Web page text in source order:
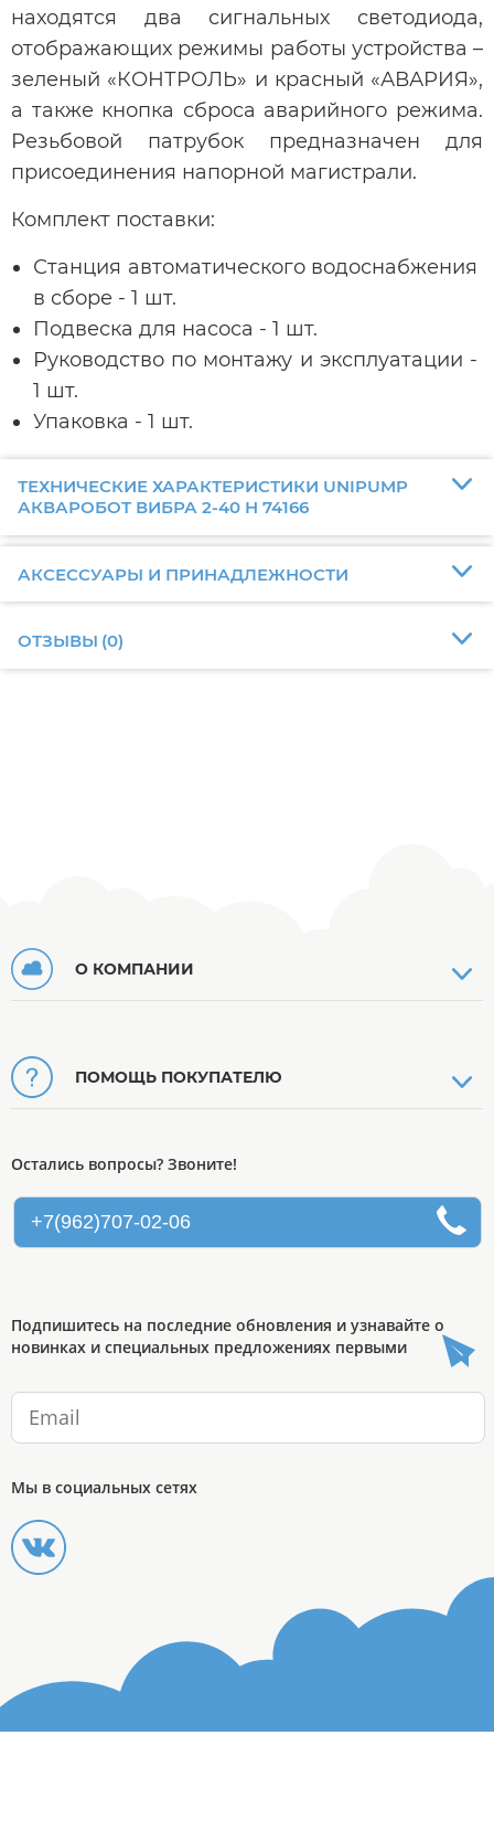
находятся два сигнальных светодиода,
отображающих режимы работы устройства –
зеленый «КОНТРОЛЬ» и красный «АВАРИЯ»,
а также кнопка сброса аварийного режима.
Резьбовой патрубок предназначен для
присоединения напорной магистрали.
Комплект поставки:
Станция автоматического водоснабжения
в сборе - 1 шт.
Подвеска для насоса - 1 шт.
Руководство по монтажу и эксплуатации -
1 шт.
Упаковка - 1 шт.
ТЕХНИЧЕСКИЕ ХАРАКТЕРИСТИКИ UNIPUMP
АКВАРОБОТ ВИБРА 2-40 Н 74166
АКСЕССУАРЫ И ПРИНАДЛЕЖНОСТИ
ОТЗЫВЫ (0)
О КОМПАНИИ
ПОМОЩЬ ПОКУПАТЕЛЮ
Остались вопросы? Звоните!
+7(962)707-02-06
Подпишитесь на последние обновления и узнавайте о
новинках и специальных предложениях первыми
Мы в социальных сетях